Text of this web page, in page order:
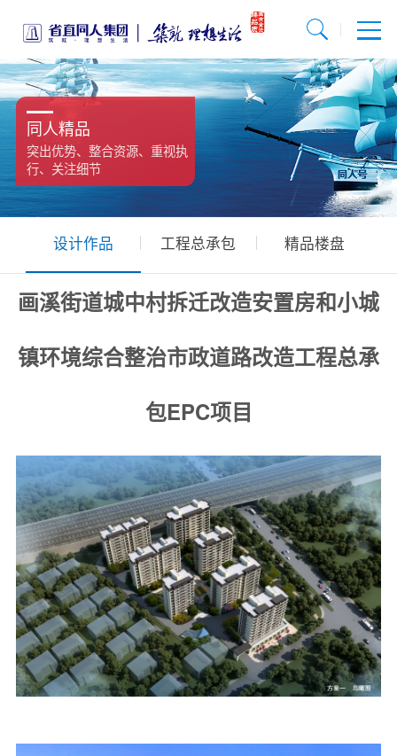
同人精品
突出优势、整合资源、重视执
行、关注细节
设计作品 工程总承包 精品楼盘
画溪街道城中村拆迁改造安置房和小城
镇环境综合整治市政道路改造工程总承
包EPC项目